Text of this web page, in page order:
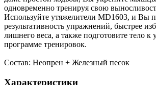
одновременно тренируя свою
Используйте утяжелители MD1603, и Вы
результативность упражнений, быстрее
лишнего веса, а также подготовите тело к
программе тренировок.
Состав: Неопрен + Железный песок
Характеристики